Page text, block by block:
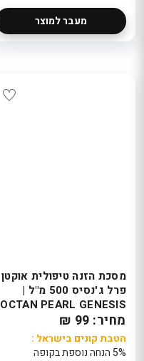
מעבר למוצר
מסכת הזנה טיפולית אוקטן
פרל ג'נסיס 500 מ"ל |
OCTAN PEARL GENESIS
MASK
מחיר: 99 ₪
הטבת קונים בישראל :
5% הנחה נוספת בקופה